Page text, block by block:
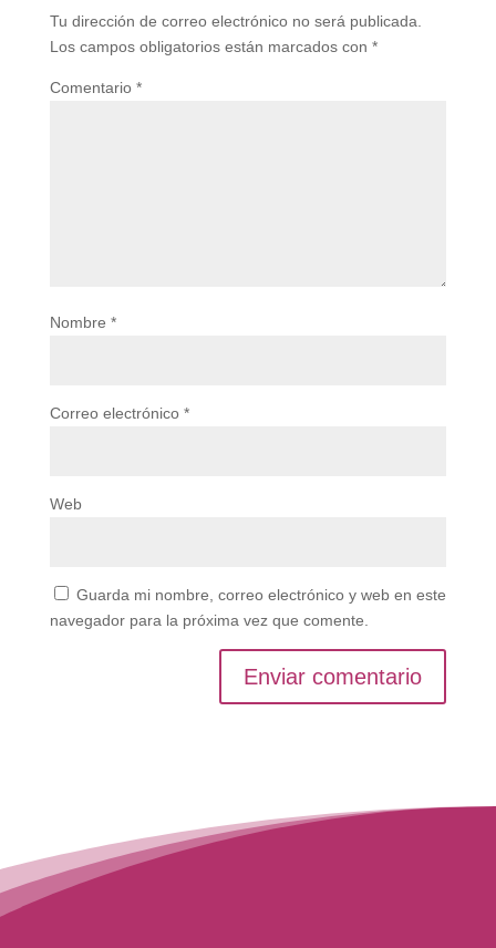
Tu dirección de correo electrónico no será publicada.
Los campos obligatorios están marcados con *
Comentario *
Nombre *
Correo electrónico *
Web
Guarda mi nombre, correo electrónico y web en este
navegador para la próxima vez que comente.